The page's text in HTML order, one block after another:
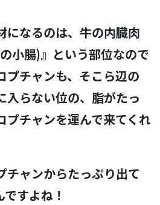
になるのは、牛の内臓肉
小腸)』という部位なので
プチャンも、そこら辺の
入らない位の、脂がたっ
プチャンを運んで来てくれ
チャンからたっぷり出て
すよね！